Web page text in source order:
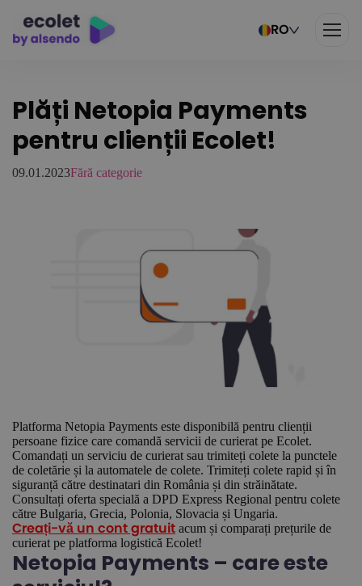
RO
Plăți Netopia Payments
pentru clienții Ecolet!
09.01.2023Fără categorie
Platforma Netopia Payments este disponibilă pentru clienții
persoane fizice care comandă servicii de curierat pe Ecolet.
Comandați un serviciu de curierat sau trimiteți colete la punctele
de coletărie și la automatele de colete. Trimiteți colete rapid și în
siguranță către destinatari din România și din străinătate.
Consultați oferta specială a DPD Express Regional pentru colete
către Bulgaria, Grecia, Polonia, Slovacia și Ungaria.
Creați-vă un cont gratuit acum și comparați prețurile de
curierat pe platforma logistică Ecolet!
Netopia Payments – care este